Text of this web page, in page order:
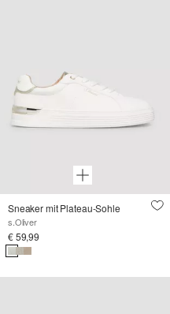
Sneaker mit Plateau-Sohle
s.Oliver
€ 59,99